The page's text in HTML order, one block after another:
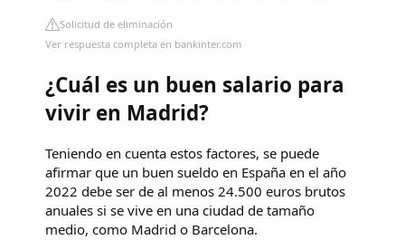
Solicitud de eliminación
Ver respuesta completa en bankinter.com
¿Cuál es un buen salario para
vivir en Madrid?
Teniendo en cuenta estos factores, se puede
afirmar que un buen sueldo en España en el año
2022 debe ser de al menos 24.500 euros brutos
anuales si se vive en una ciudad de tamaño
medio, como Madrid o Barcelona.